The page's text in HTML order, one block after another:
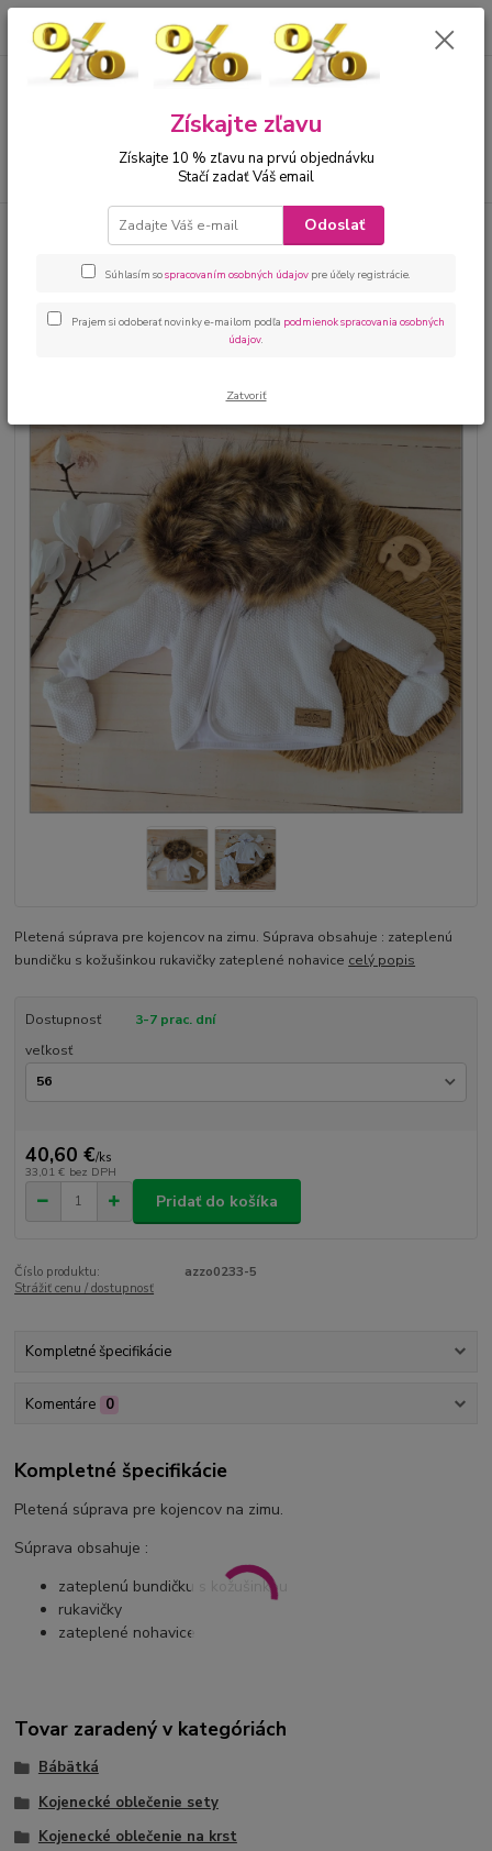
00421 905 612848 za0 €
Kojenecké oblečenie sety
Zateplená kojenecká súprava
bundička a nohavice
Zateplená kojenecká súprava
bundička a nohavice
Pletená súprava pre kojencov na zimu. Súprava obsahuje : zateplenú
bundičku s kožušinkou rukavičky zateplené nohavice celý popis
Dostupnosť
3-7 prac. dní
veľkosť
40,60 €/ks
33,01 € bez DPH
Pridať do košíka
Číslo produktu:
azzo0233-5
Strážiť cenu / dostupnosť
Kompletné špecifikácie
Komentáre 0
Kompletné špecifikácie
Pletená súprava pre kojencov na zimu.
Súprava obsahuje :
zateplenú bundičku s kožušinkou
rukavičky
zateplené nohavice
Tovar zaradený v kategóriách
Bábätká
Kojenecké oblečenie sety
Kojenecké oblečenie na krst
Získajte zľavu
Získajte 10 % zľavu na prvú objednávku
Stačí zadať Váš email
Odoslať
Súhlasím sospracovaním osobných údajov pre účely registrácie.
Prajem si odoberať novinky e-mailom podľa podmienok spracovania osobných
údajov.
Zatvoriť